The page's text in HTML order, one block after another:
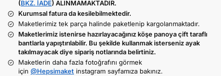
(BKZ. İADE) ALINMAMAKTADIR.
Kurumsal fatura da kesilebilmektedir.
Maketlerimiz tek parça halinde paketlenip kargolanmaktadır.
Maketlerimiz istenirse hazırlayacağınız köşe panoya çift taraflı
bantlarla yapıştırılabilir. Bu şekilde kullanmak isterseniz ayak
takılmayacak diye sipariş notlarında belirtiniz.
Maketlerin daha fazla fotoğrafını görmek
için @Hepsimaket instagram sayfamıza bakınız.